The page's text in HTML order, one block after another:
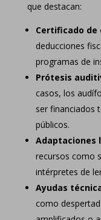
que destacan:
Certificado de
deducciones
programas de
Prótesis
casos, los
ser financiados
públicos.
Adaptaciones
recursos como
intérpretes de
Ayudas
como